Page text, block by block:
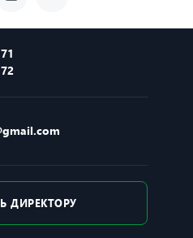
ДИРЕКТОРУ